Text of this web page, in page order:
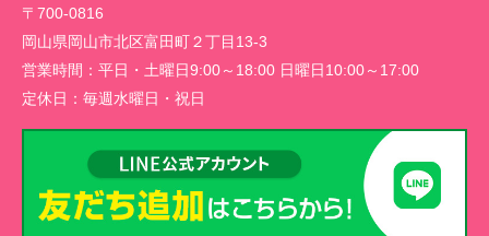
〒700-0816
岡山県岡山市北区富田町２丁目13-3
営業時間： 平日・土曜日9:00～18:00 日曜日10:00～17:00
定休日： 毎週水曜日・祝日